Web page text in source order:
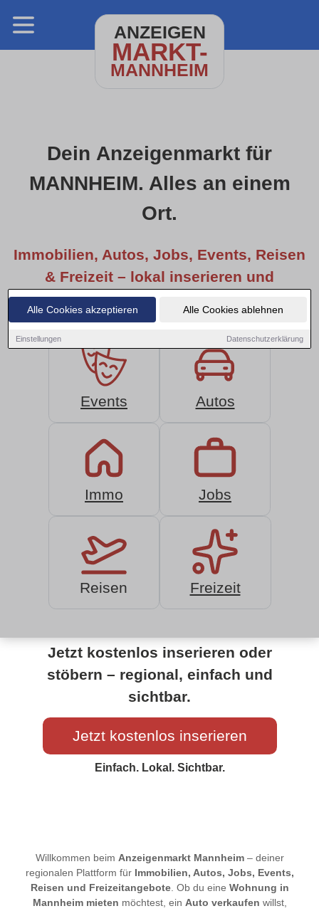
Alle Cookies akzeptieren Alle Cookies ablehnen
Einstellungen Datenschutzerklärung
ANZEIGEN
MARKT-
MANNHEIM
Dein Anzeigenmarkt für
MANNHEIM. Alles an einem
Ort.
Immobilien, Autos, Jobs, Events, Reisen
& Freizeit – lokal inserieren und
entdecken.
Events Autos
Immo Jobs
Reisen Freizeit
Jetzt kostenlos inserieren oder
stöbern – regional, einfach und
sichtbar.
Jetzt kostenlos inserieren
Einfach. Lokal. Sichtbar.
Willkommen beim Anzeigenmarkt Mannheim– deiner
regionalen Plattform für Immobilien, Autos, Jobs, Events,
Reisen und Freizeitangebote. Ob du eine Wohnung in
Mannheim mieten möchtest, ein Auto verkaufen willst,